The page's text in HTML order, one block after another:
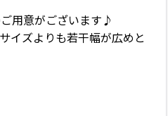
用意がございます♪
イズよりも若干幅が広めと